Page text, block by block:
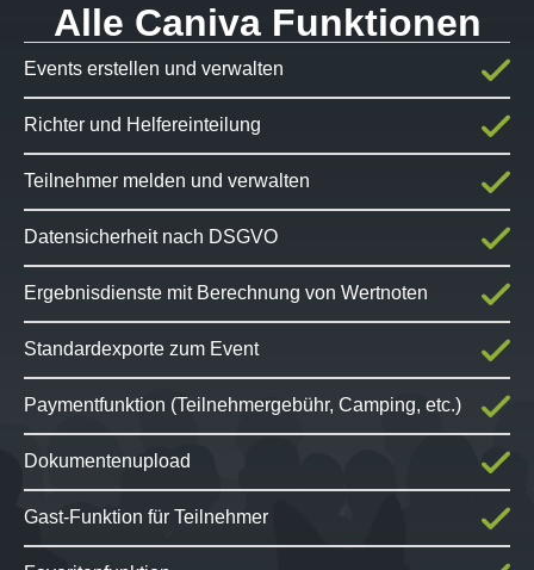
Alle Caniva Funktionen
Events erstellen und verwalten
Richter und Helfereinteilung
Teilnehmer melden und verwalten
Datensicherheit nach DSGVO
Ergebnisdienste mit Berechnung von Wertnoten
Standardexporte zum Event
Paymentfunktion (Teilnehmergebühr, Camping, etc.)
Dokumentenupload
Gast-Funktion für Teilnehmer